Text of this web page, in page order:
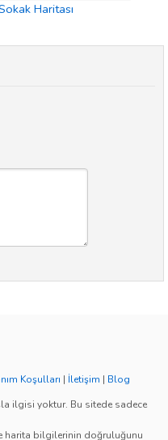
Haritası
Koşulları | İletişim | Blog
ilgisi yoktur. Bu sitede sadece
harita bilgilerinin doğruluğunu